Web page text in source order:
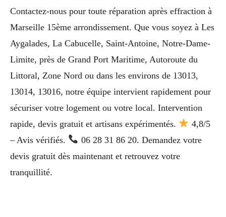
Contactez-nous pour toute réparation après effraction à
Marseille 15ème arrondissement. Que vous soyez à Les
Aygalades, La Cabucelle, Saint-Antoine, Notre-Dame-
Limite, près de Grand Port Maritime, Autoroute du
Littoral, Zone Nord ou dans les environs de 13013,
13014, 13016, notre équipe intervient rapidement pour
sécuriser votre logement ou votre local. Intervention
rapide, devis gratuit et artisans expérimentés.
4,8/5
– Avis vérifiés.
06 28 31 86 20. Demandez votre
devis gratuit dès maintenant et retrouvez votre
tranquillité.